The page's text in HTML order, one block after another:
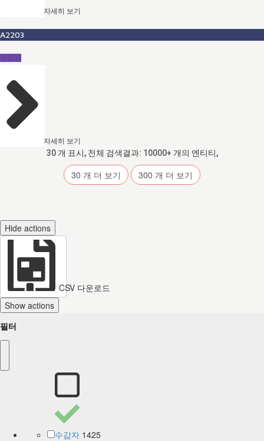
자세히 보기
A2203
수감자
자세히 보기
30 개 표시, 전체 검색결과: 10000+ 개의 엔티티,
30 개 더 보기 300 개 더 보기
Hide actions
CSV 다운로드
Show actions
필터
수감자 1425